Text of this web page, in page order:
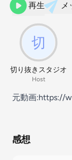
再生 メ
切り抜きスタジオ
Host
元動画:https://
感想